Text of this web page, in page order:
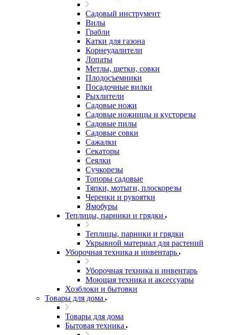
Садовый инструмент
Вилы
Грабли
Катки для газона
Корнеудалители
Лопаты
Метлы, щетки, совки
Плодосъемники
Посадочные вилки
Рыхлители
Садовые ножи
Садовые ножницы и кусторезы
Садовые пилы
Садовые совки
Сажалки
Секаторы
Сеялки
Сучкорезы
Топоры садовые
Тяпки, мотыги, плоскорезы
Черенки и рукоятки
Ямобуры
Теплицы, парники и грядки
Теплицы, парники и грядки
Укрывной материал для растений
Уборочная техника и инвентарь
Уборочная техника и инвентарь
Моющая техника и аксессуары
Хозблоки и бытовки
Товары для дома
Товары для дома
Бытовая техника